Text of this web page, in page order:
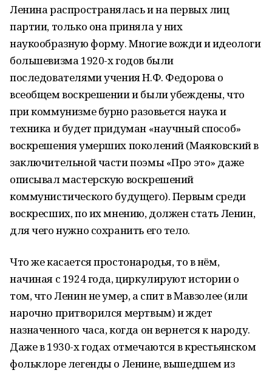
Ленина распространялась и на первых лиц
партии, только она приняла у них
наукообразную форму. Многие вожди и идеологи
большевизма 1920-х годов были
последователями учения Н.Ф. Федорова о
всеобщем воскрешении и были убеждены, что
при коммунизме бурно разовьется наука и
техника и будет придуман «научный способ»
воскрешения умерших поколений (Маяковский в
заключительной части поэмы «Про это» даже
описывал мастерскую воскрешений
коммунистического будущего). Первым среди
воскресших, по их мнению, должен стать Ленин,
для чего нужно сохранить его тело.
Что же касается простонародья, то в нём,
начиная с 1924 года, циркулируют истории о
том, что Ленин не умер, а спит в Мавзолее (или
нарочно притворился мертвым) и ждет
назначенного часа, когда он вернется к народу.
Даже в 1930-х годах отмечаются в крестьянском
фольклоре легенды о Ленине, вышедшем из